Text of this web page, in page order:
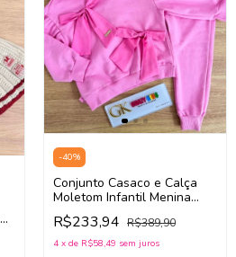
-40%
Conjunto Casaco e Calça
Moletom Infantil Menina
Animé P6530 (Rosa)
R$233,94 R$389,90
4 x de R$58,49 sem juros